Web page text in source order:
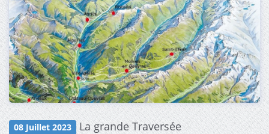
08 Juillet 2023 La grande Traversée